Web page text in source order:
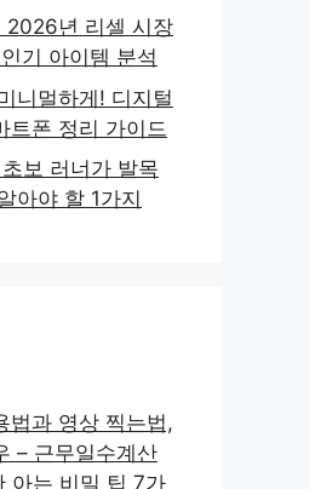
2026년 리셀 시장
기 아이템 분석
니멀하게! 디지털
트폰 정리 가이드
보 러너가 발목
아야 할 1가지
법과 영상 찍는법,
– 근무일수계산
아는 비밀 팁 7가